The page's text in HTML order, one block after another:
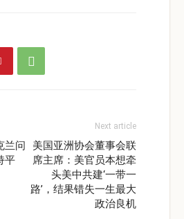
兰问
平
Next article
美国亚洲协会董事会联
席主席：美官员本想牵
头美中共建‘一带一
路’，结果错失一生最大
政治良机